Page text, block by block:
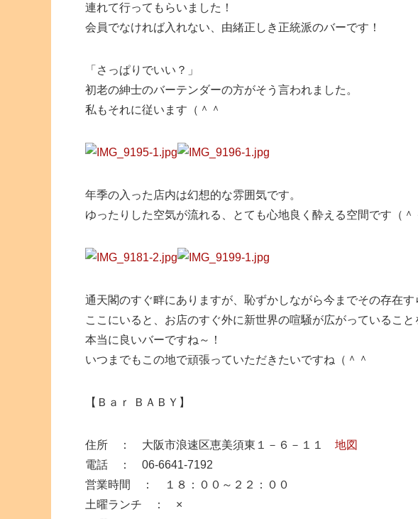
連れて行ってもらいました！
会員でなければ入れない、由緒正しき正統派のバーです！
「さっぱりでいい？」
初老の紳士のバーテンダーの方がそう言われました。
私もそれに従います（＾＾
年季の入った店内は幻想的な雰囲気です。
ゆったりした空気が流れる、とても心地良く酔える空間です（＾
通天閣のすぐ畔にありますが、恥ずかしながら今までその存在す
ここにいると、お店のすぐ外に新世界の喧騒が広がっていること
本当に良いバーですね～！
いつまでもこの地で頑張っていただきたいですね（＾＾
【Ｂａｒ ＢＡＢＹ】
住所 ： 大阪市浪速区恵美須東１－６－１１ 地図
電話 ： 06-6641-7192
営業時間 ： １８：００～２２：００
土曜ランチ ： ×